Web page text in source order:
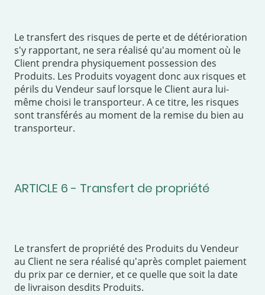
Le transfert des risques de perte et de détérioration
s'y rapportant, ne sera réalisé qu'au moment où le
Client prendra physiquement possession des
Produits. Les Produits voyagent donc aux risques et
périls du Vendeur sauf lorsque le Client aura lui-
même choisi le transporteur. A ce titre, les risques
sont transférés au moment de la remise du bien au
transporteur.
ARTICLE 6 - Transfert de propriété
Le transfert de propriété des Produits du Vendeur
au Client ne sera réalisé qu'après complet paiement
du prix par ce dernier, et ce quelle que soit la date
de livraison desdits Produits.